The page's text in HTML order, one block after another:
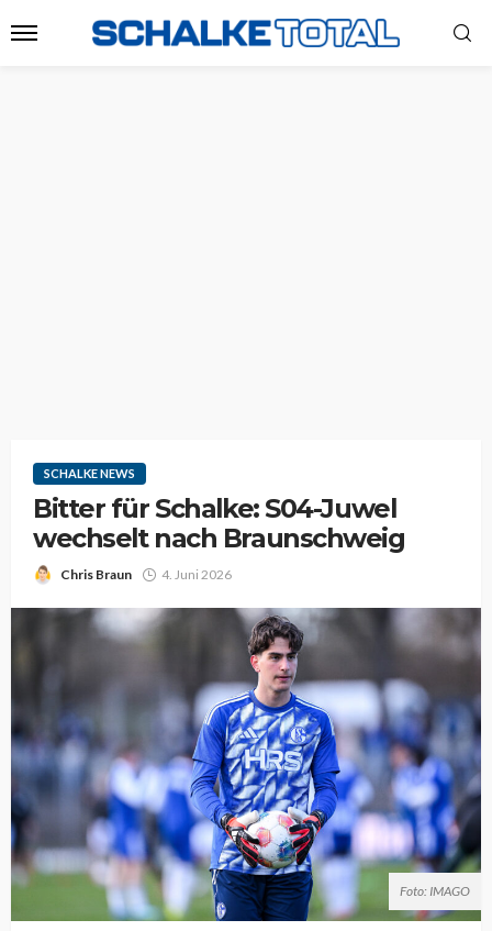
SCHALKE NEWS
Bitter für Schalke: S04-Juwel
wechselt nach Braunschweig
Chris Braun 4. Juni 2026
Foto: IMAGO